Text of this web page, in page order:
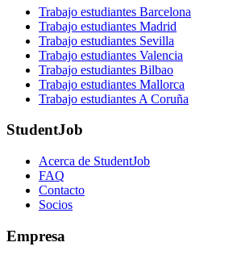
Trabajo estudiantes Barcelona
Trabajo estudiantes Madrid
Trabajo estudiantes Sevilla
Trabajo estudiantes Valencia
Trabajo estudiantes Bilbao
Trabajo estudiantes Mallorca
Trabajo estudiantes A Coruña
StudentJob
Acerca de StudentJob
FAQ
Contacto
Socios
Empresa